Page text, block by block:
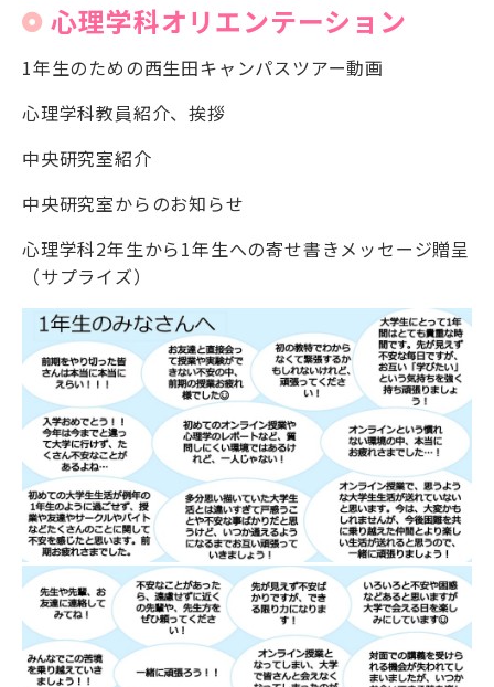
心理学科オリエンテーション
1年生のための西生田キャンパスツアー動画
心理学科教員紹介、挨拶
中央研究室紹介
中央研究室からのお知らせ
心理学科2年生から1年生への寄せ書きメッセージ贈呈
（サプライズ）